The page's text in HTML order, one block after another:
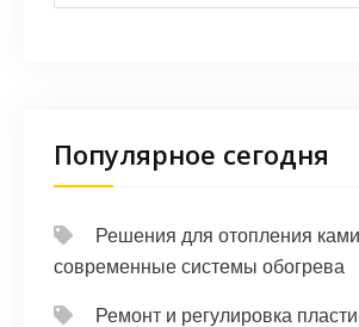
Популярное сегодня
Решения для отопления
современные системы обогрева
Ремонт и регулировка